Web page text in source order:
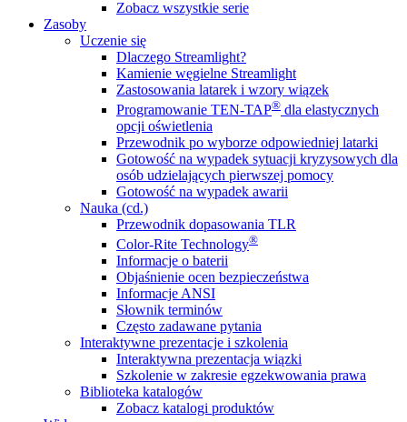
Zobacz wszystkie serie
Zasoby
Uczenie się
Dlaczego Streamlight?
Kamienie węgielne Streamlight
Zastosowania latarek i wzory wiązek
Programowanie TEN-TAP® dla elastycznych
opcji oświetlenia
Przewodnik po wyborze odpowiedniej latarki
Gotowość na wypadek sytuacji kryzysowych dla
osób udzielających pierwszej pomocy
Gotowość na wypadek awarii
Nauka (cd.)
Przewodnik dopasowania TLR
Color-Rite Technology®
Informacje o baterii
Objaśnienie ocen bezpieczeństwa
Informacje ANSI
Słownik terminów
Często zadawane pytania
Interaktywne prezentacje i szkolenia
Interaktywna prezentacja wiązki
Szkolenie w zakresie egzekwowania prawa
Biblioteka katalogów
Zobacz katalogi produktów